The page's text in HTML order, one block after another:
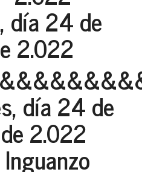
día 24 de
2.022
día 24 de
2.022